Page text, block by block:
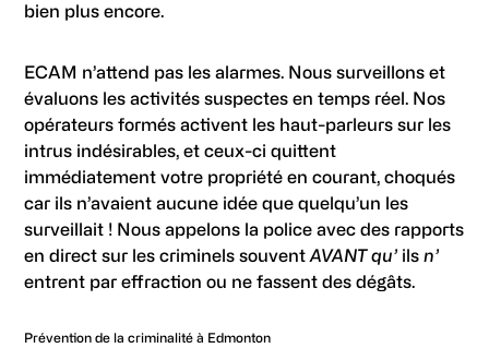
bien plus encore.
ECAM n’attend pas les alarmes. Nous surveillons et
évaluons les activités suspectes en temps réel. Nos
opérateurs formés activent les haut-parleurs sur les
intrus indésirables, et ceux-ci quittent
immédiatement votre propriété en courant, choqués
car ils n’avaient aucune idée que quelqu’un les
surveillait ! Nous appelons la police avec des rapports
en direct sur les criminels souventAVANT qu’ ilsn’
entrent par effraction ou ne fassent des dégâts.
Prévention de la criminalité à Edmonton